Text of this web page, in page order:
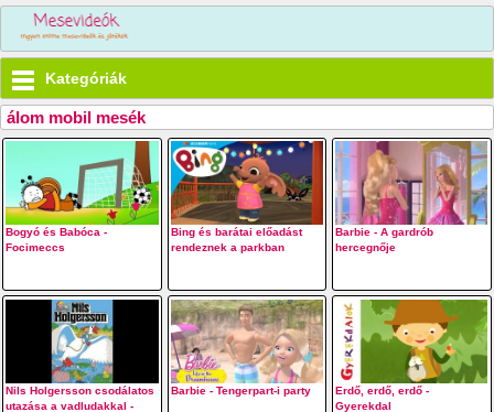
Kategóriák
álom mobil mesék
Bogyó és Babóca -
Focimeccs
Bing és barátai előadást
rendeznek a parkban
Barbie - A gardrób
hercegnője
Nils Holgersson csodálatos
utazása a vadludakkal -
Barbie - Tengerpart-i party
Erdő, erdő, erdő -
Gyerekdal